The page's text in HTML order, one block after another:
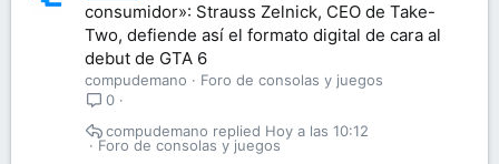
consumidor»: Strauss Zelnick, CEO de Take-
Two, defiende así el formato digital de cara al
debut de GTA 6
compudemano
Foro de consolas y juegos
0
Foro de consolas y juegos
Hoy a las 10:12
compudemano